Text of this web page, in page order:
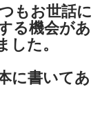
もお世話に
る機会があ
した。
に書いてあ